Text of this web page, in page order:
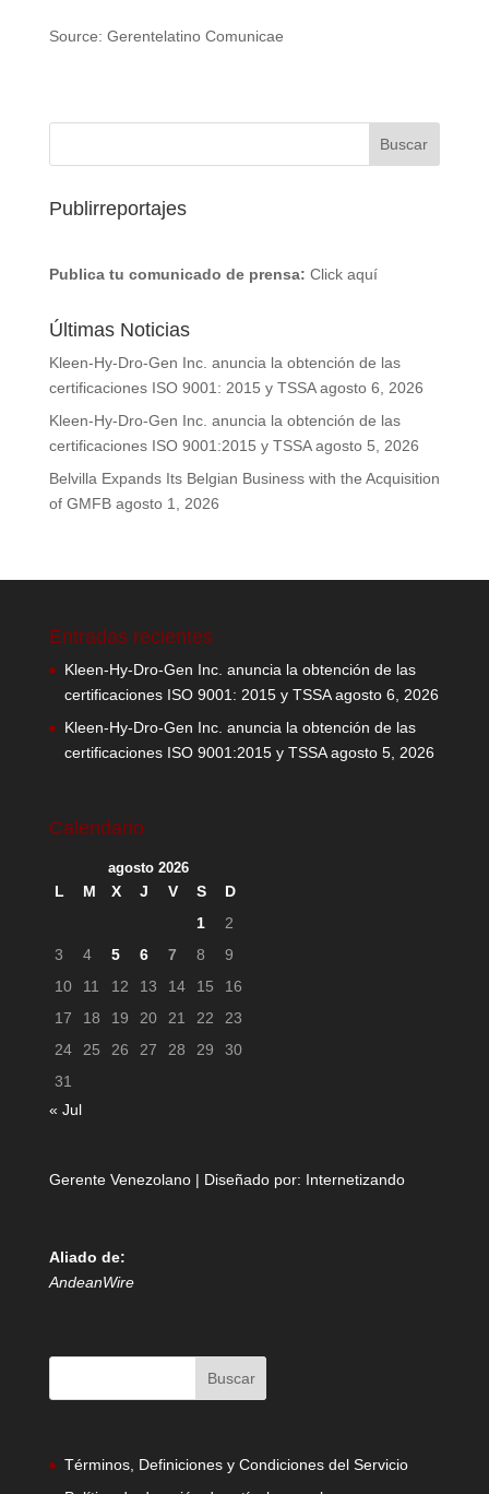
Source: Gerentelatino Comunicae
Publirreportajes
Publica tu comunicado de prensa: Click aquí
Últimas Noticias
Kleen-Hy-Dro-Gen Inc. anuncia la obtención de las
certificaciones ISO 9001: 2015 y TSSA agosto 6, 2026
Kleen-Hy-Dro-Gen Inc. anuncia la obtención de las
certificaciones ISO 9001:2015 y TSSA agosto 5, 2026
Belvilla Expands Its Belgian Business with the Acquisition
of GMFB agosto 1, 2026
Entradas recientes
Kleen-Hy-Dro-Gen Inc. anuncia la obtención de las
certificaciones ISO 9001: 2015 y TSSA agosto 6, 2026
Kleen-Hy-Dro-Gen Inc. anuncia la obtención de las
certificaciones ISO 9001:2015 y TSSA agosto 5, 2026
Calendario
agosto 2026
L M X J V S
D
1
2
3
4 5 6 7 8
9
10
11 12 13 14 15
16
17
18 19 20 21 22
23
24
25 26 27 28 29
30
31
« Jul
Gerente Venezolano | Diseñado por: Internetizando
Aliado de:
AndeanWire
Términos, Definiciones y Condiciones del Servicio